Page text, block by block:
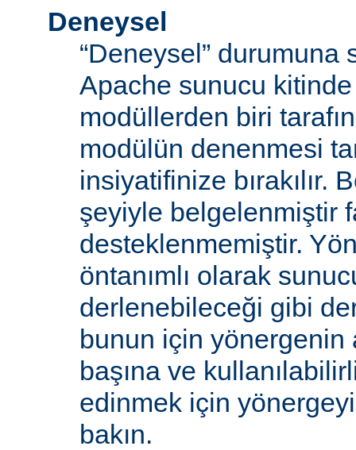
Deneysel
“Deneysel” durumuna
Apache sunucu
modüllerden biri
modülün denenmesi
insiyatifinize bırakılır.
şeyiyle belgelenmiştir
desteklenmemiştir.
öntanımlı olarak
derlenebileceği gibi
bunun için yönergenin
başına ve
edinmek için
bakın.